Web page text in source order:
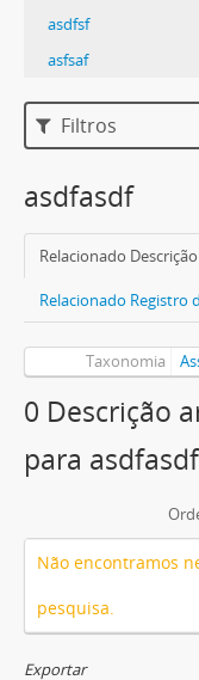
asdfsf
asfsaf
Filtros
asdfasdf
Relacionado
Relacionado Registro
Taxonomia
0 Descrição
para asdfasdf
Não encontramos
pesquisa.
Exportar